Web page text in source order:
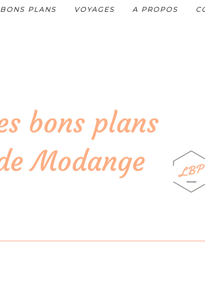
BONS PLANS VOYAGES A PROPOS